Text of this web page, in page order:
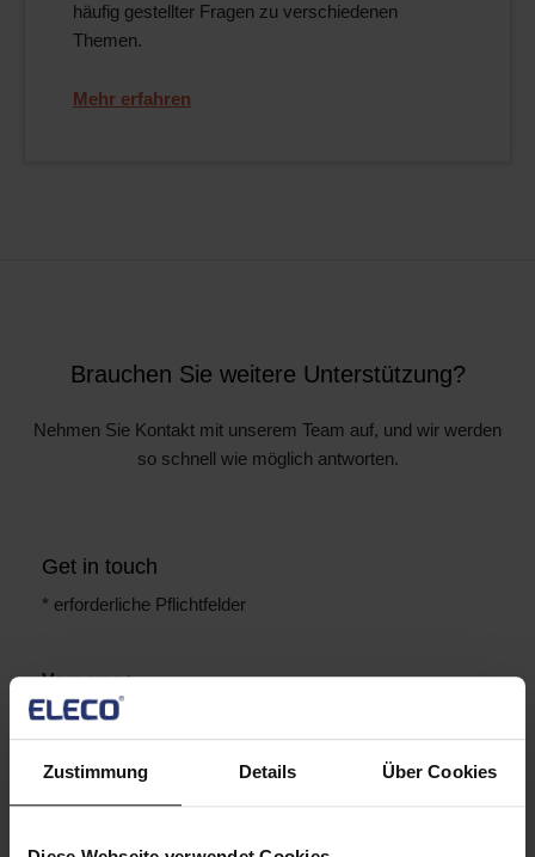
Zustimmung Details Über Cookies
häufig gestellter Fragen zu verschiedenen
Themen.
Mehr erfahren
Brauchen Sie weitere Unterstützung?
Nehmen Sie Kontakt mit unserem Team auf, und wir werden
so schnell wie möglich antworten.
Get in touch
* erforderliche Pflichtfelder
Vorname*
Nachname*